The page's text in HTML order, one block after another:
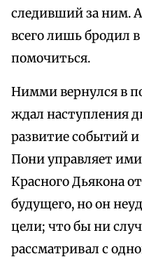
следивший за ним.
всего лишь бродил
помочиться.
Нимми вернулся в
ждал наступления
развитие событий
Пони управляет
Красного Дьякона
будущего, но он
цели; что бы ни
рассматривал с